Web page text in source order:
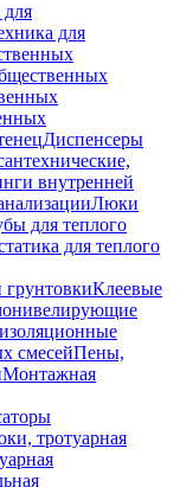
для
Диспенсеры
внутренней
Люки
для теплого
для теплого
Клеевые
смесейПены,
Монтажная
тротуарная